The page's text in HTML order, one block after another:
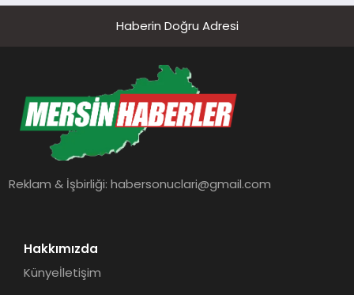
Haberin Doğru Adresi
Reklam & İşbirliği:habersonuclari@gmail.com
Hakkımızda
Künyeİletişim